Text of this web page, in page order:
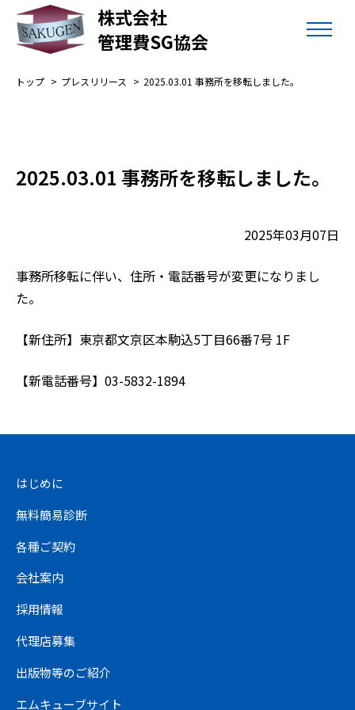
株式会社
管理費SG協会
トップ プレスリリース 2025.03.01 事務所を移転しました。
2025.03.01 事務所を移転しました。
2025年03月07日
事務所移転に伴い、住所・電話番号が変更になりまし
た。
【新住所】東京都文京区本駒込5丁目66番7号 1F
【新電話番号】03-5832-1894
はじめに
無料簡易診断
各種ご契約
会社案内
採用情報
代理店募集
出版物等のご紹介
エムキューブサイト